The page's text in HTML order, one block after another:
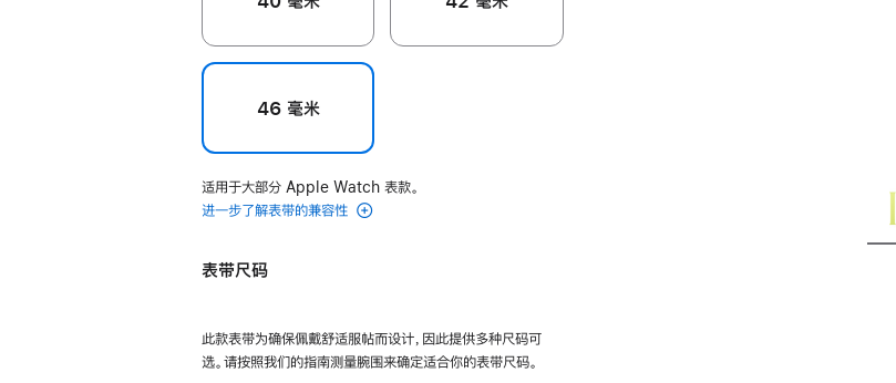
46 毫米
适用于大部分 Apple Watch 表款。
进一步了解表带的兼容性
表带尺码
此款表带为确保佩戴舒适服帖而设计，因此提供多种尺码可
选。请按照我们的指南测量腕围来确定适合你的表带尺码。